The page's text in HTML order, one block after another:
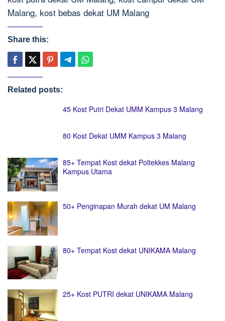
Malang, kost bebas dekat UM Malang
Share this:
Related posts:
45 Kost Putri Dekat UMM Kampus 3 Malang
80 Kost Dekat UMM Kampus 3 Malang
85+ Tempat Kost dekat Poltekkes Malang
Kampus Utama
50+ Penginapan Murah dekat UM Malang
80+ Tempat Kost dekat UNIKAMA Malang
25+ Kost PUTRI dekat UNIKAMA Malang